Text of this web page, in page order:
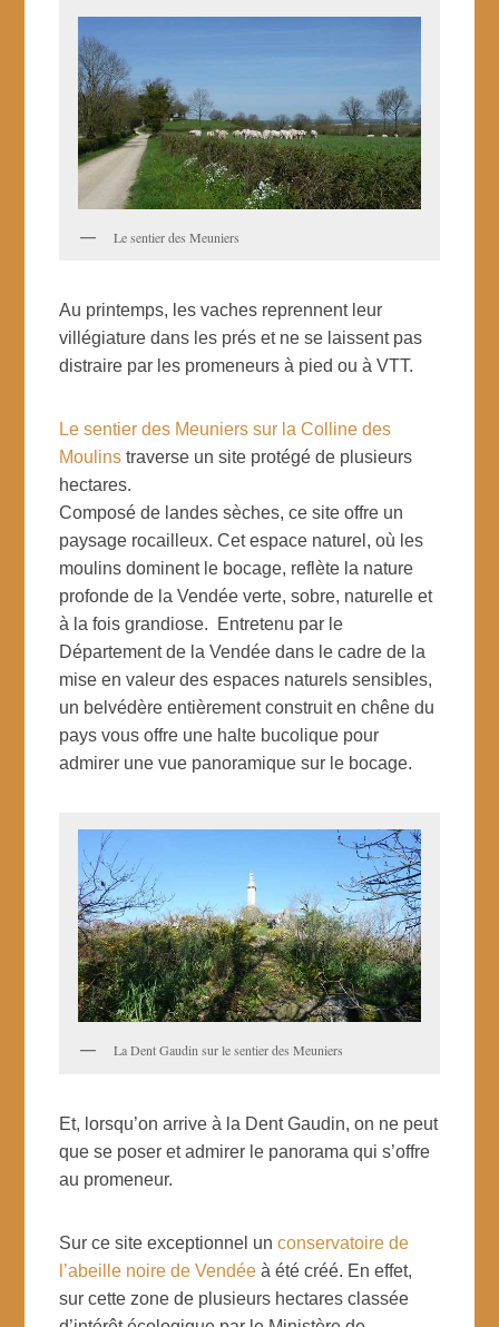
Le sentier des Meuniers
Au printemps, les vaches reprennent leur
villégiature dans les prés et ne se laissent pas
distraire par les promeneurs à pied ou à VTT.
Le sentier des Meuniers sur la Colline des
Moulins traverse un site protégé de plusieurs
hectares.
Composé de landes sèches, ce site offre un
paysage rocailleux. Cet espace naturel, où les
moulins dominent le bocage, reflète la nature
profonde de la Vendée verte, sobre, naturelle et
à la fois grandiose. Entretenu par le
Département de la Vendée dans le cadre de la
mise en valeur des espaces naturels sensibles,
un belvédère entièrement construit en chêne du
pays vous offre une halte bucolique pour
admirer une vue panoramique sur le bocage.
La Dent Gaudin sur le sentier des Meuniers
Et, lorsqu’on arrive à la Dent Gaudin, on ne peut
que se poser et admirer le panorama qui s’offre
au promeneur.
Sur ce site exceptionnel unconservatoire de
l’abeille noire de Vendée à été créé. En effet,
sur cette zone de plusieurs hectares classée